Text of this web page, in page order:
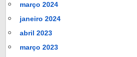
março 2024
janeiro 2024
abril 2023
março 2023